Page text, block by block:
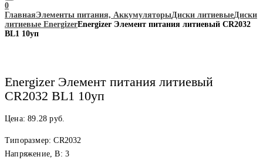
0
ГлавнаяЭлементы питания, АккумуляторыДиски литиевыеДиски
литиевые EnergizerEnergizer Элемент питания литиевый CR2032
BL1 10уп
Energizer Элемент питания литиевый
CR2032 BL1 10уп
Цена:89.28 руб.
Типоразмер: CR2032
Напряжение, В: 3